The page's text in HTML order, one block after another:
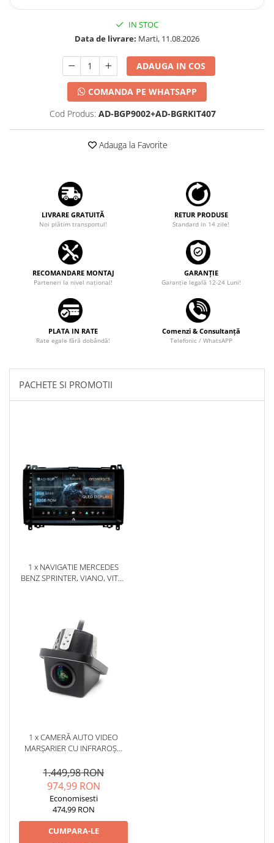
IN STOC
Data de livrare: Marti, 11.08.2026
ADAUGA IN COS
COMANDA PE WHATSAPP
Cod Produs: AD-BGP9002+AD-BGRKIT407
Adauga la Favorite
LIVRARE GRATUITĂ
Noi plătim transportul!
RETUR PRODUSE
Standard in 14 zile!
RECOMANDARE MONTAJ
Parteneri la nivel național!
GARANȚIE
Garanţie legală 12-24 Luni!
PLATA IN RATE
Rate egale fără dobândă!
Comenzi & Consultanță
Telefonic / WhatsAPP
PACHETE SI PROMOTII
1 x NAVIGATIE MERCEDES
BENZ SPRINTER, VIANO, VITO,
INCH - AD-BGP9002+AD-
BGRKIT407
1 x CAMERĂ AUTO VIDEO
MARȘARIER CU INFRAROȘU
1920X1080P, UNGHI DESCHIS
155° - AD-BGCM10-G
1.449,98 RON
974,99 RON
Economisesti
474,99 RON
CUMPARA-LE